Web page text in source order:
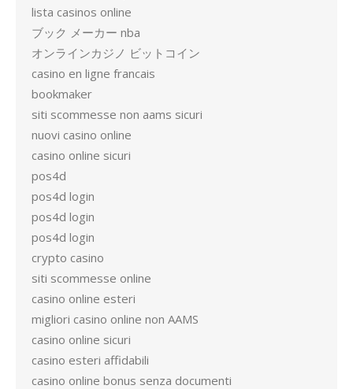
lista casinos online
ブック メーカー nba
オンラインカジノ ビットコイン
casino en ligne francais
bookmaker
siti scommesse non aams sicuri
nuovi casino online
casino online sicuri
pos4d
pos4d login
pos4d login
pos4d login
crypto casino
siti scommesse online
casino online esteri
migliori casino online non AAMS
casino online sicuri
casino esteri affidabili
casino online bonus senza documenti